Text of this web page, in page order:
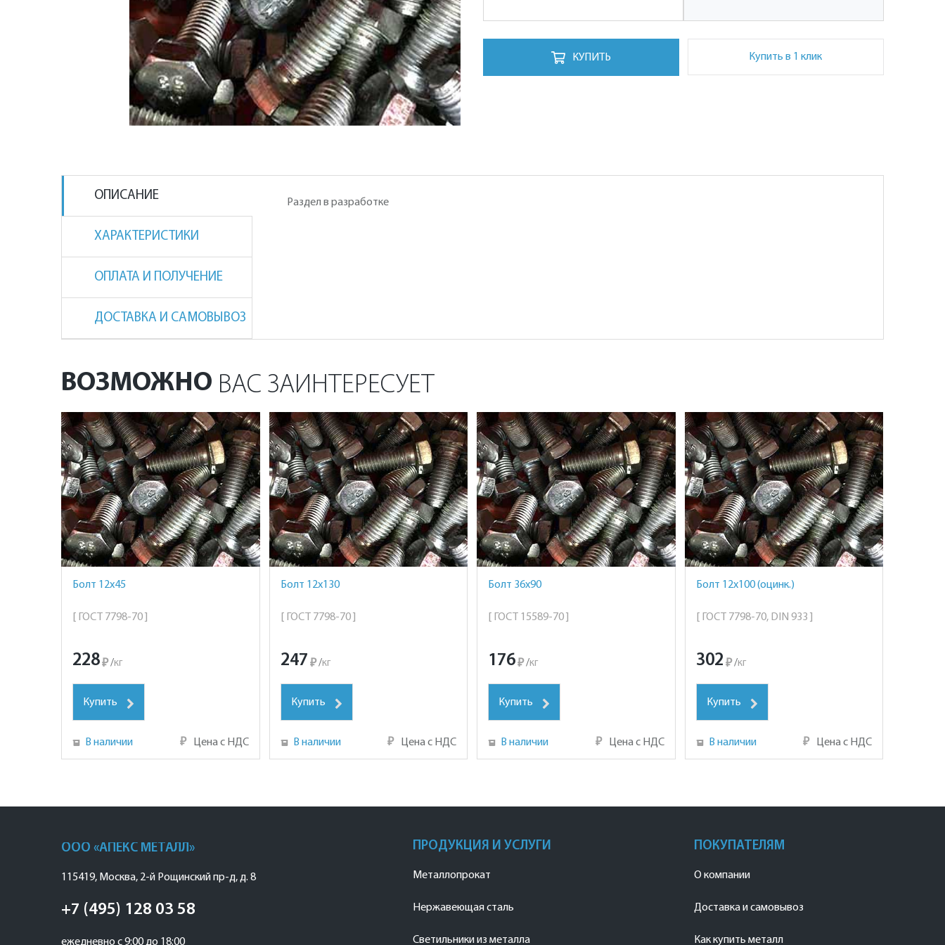
КУПИТЬ Купить в 1 клик
ОПИСАНИЕ
ХАРАКТЕРИСТИКИ
ОПЛАТА И ПОЛУЧЕНИЕ
ДОСТАВКА И САМОВЫВОЗ
Раздел в разработке
ВОЗМОЖНО ВАС ЗАИНТЕРЕСУЕТ
Болт 12х45
[ ГОСТ 7798-70 ]
228₽ /кг
Купить
В наличии ₽ Цена с НДС
Болт 12х130
[ ГОСТ 7798-70 ]
247 ₽ /кг
Купить
В наличии ₽ Цена с НДС
Болт 36х90
[ ГОСТ 15589-70 ]
176₽ /кг
Купить
В наличии ₽ Цена с НДС
Болт 12х100 (оцинк.)
[ ГОСТ 7798-70, DIN 933 ]
302 ₽ /кг
Купить
В наличии ₽ Цена с НДС
ООО «АПЕКС МЕТАЛЛ»
115419, Москва, 2-й Рощинский пр-д, д. 8
+7 (495) 128 03 58
ежедневно с 9:00 до 18:00
ПРОДУКЦИЯ И УСЛУГИ
Металлопрокат
Нержавеющая сталь
Светильники из металла
ПОКУПАТЕЛЯМ
О компании
Доставка и самовывоз
Как купить металл